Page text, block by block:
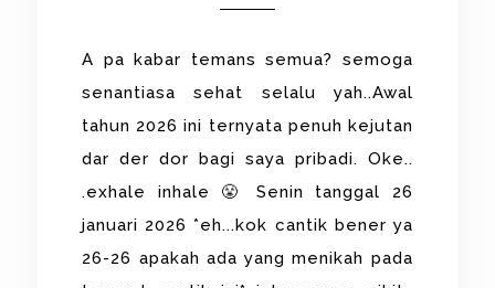
A pa kabar temans semua? semoga
senantiasa sehat selalu yah..Awal
tahun 2026 ini ternyata penuh kejutan
dar der dor bagi saya pribadi. Oke..
.exhale inhale 😤 Senin tanggal 26
januari 2026 *eh...kok cantik bener ya
26-26 apakah ada yang menikah pada